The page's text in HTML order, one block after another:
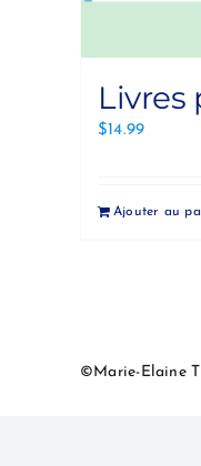
Livres
$14.99
Ajouter au
©Marie-Elaine